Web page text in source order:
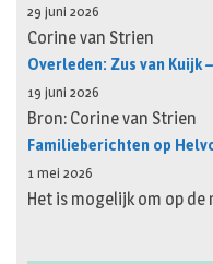
29 juni 2026
Corine van Strien
Overleden: Zus van Kuijk
19 juni 2026
Bron: Corine van Strien
Familieberichten op
1 mei 2026
Het is mogelijk om op